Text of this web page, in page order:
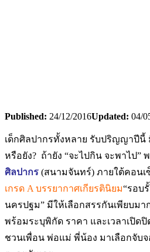
Published: 24/12/2016Updated: 04/
เด็กศิลปากรทั้งหลาย รับปริญญาปีนี้
หรือยัง? ถ้ายัง “จะไปกิน จะพาไป”
ศิลปากร (สนามจันทร์) ภายใต้คอนเ
เกรด A บรรยากาศเกียรตินิยม“รอบ
นครปฐม” มีให้เลือกสรรกันเพียบมา
พร้อมระบุพิกัด ราคา และเวลาเปิด
ชวนเพื่อน พ่อแม่ พี่น้อง มาเลือกจับ